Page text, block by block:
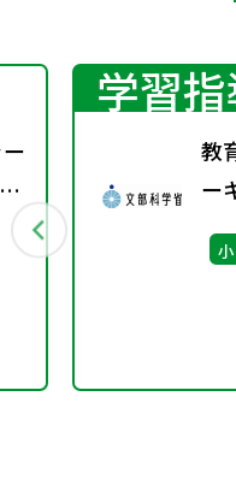
学習
教
ー
小